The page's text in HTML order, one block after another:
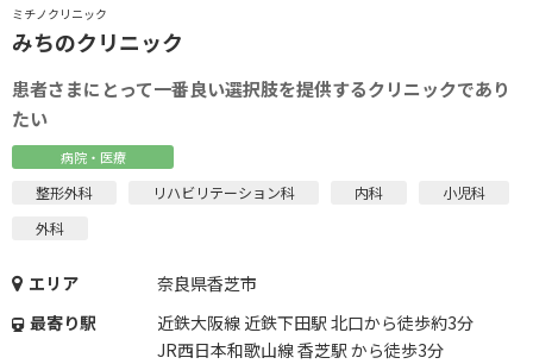
ミチノクリニック
みちのクリニック
患者さまにとって一番良い選択肢を提供するクリニックであり
たい
病院・医療
整形外科 リハビリテーション科 内科
小児科
外科
エリア
奈良県香芝市
最寄り駅
近鉄大阪線 近鉄下田駅 北口から徒歩約3分
JR西日本和歌山線 香芝駅 から徒歩3分